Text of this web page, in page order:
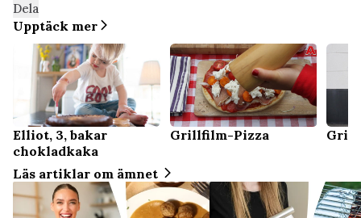
Dela
Upptäck mer
Elliot, 3, bakar
chokladkaka
Grillfilm-Pizza
Läs artiklar om ämnet